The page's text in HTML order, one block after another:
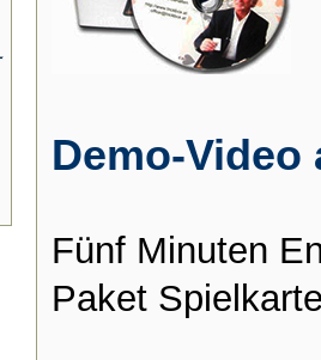
Demo-Video
Fünf Minuten
Paket